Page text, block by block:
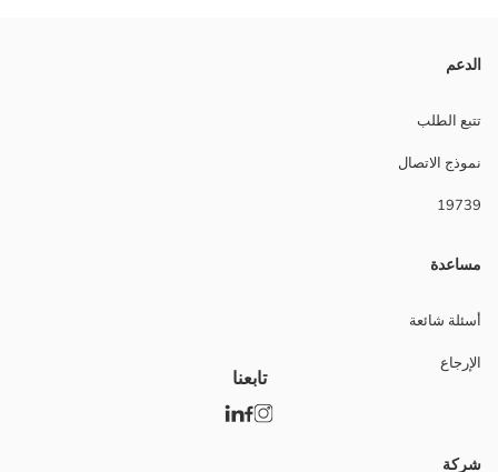
الدعم
تتبع الطلب
نموذج الاتصال
19739
مساعدة
أسئلة شائعة
الإرجاع
شركة
تابعنا